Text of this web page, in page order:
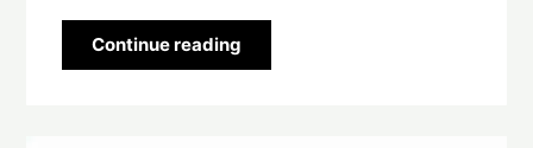
Continue reading